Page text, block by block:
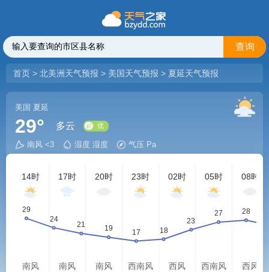
查询
首页 > 北美洲天气预报 > 美国天气预报 > 夏延天气预报
美国 夏延
29° 多云
南风 <3 湿度 湿度 气压 Pa
14时
南风
17时
南风
20时
南风
23时
西南风
02时
西风
05时
西南风
08时
西风